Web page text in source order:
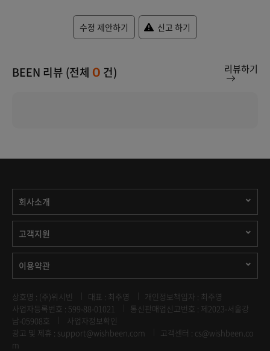
수정 제안하기 신고 하기
BEEN 리뷰 (전체 0 건) 리뷰하기
회사소개
고객지원
이용약관
상호명 : (주)위시빈 대표 : 최주영
개인정보책임자 : 최주영
사업자등록번호 : 599-88-01021
통신판매업신고번호 : 제2023-서울강
남-05908호
사업자정보확인
광고 및 제휴 : support@wishbeen.com
고객센터 : cs@wishbeen.co
m